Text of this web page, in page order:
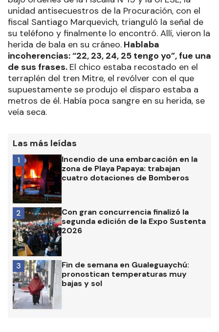
unidad antisecuestros de la Procuración, con el
fiscal Santiago Marquevich, trianguló la señal de
su teléfono y finalmente lo encontró. Allí, vieron la
herida de bala en su cráneo. Hablaba
incoherencias: “22, 23, 24, 25 tengo yo”, fue una
de sus frases. El chico estaba recostado en el
terraplén del tren Mitre, el revólver con el que
supuestamente se produjo el disparo estaba a
metros de él. Había poca sangre en su herida, se
veía seca.
Las más leídas
Incendio de una embarcación en la
zona de Playa Papaya: trabajan
cuatro dotaciones de Bomberos
1
Con gran concurrencia finalizó la
segunda edición de la Expo Sustenta
2026
2
Fin de semana en Gualeguaychú:
pronostican temperaturas muy
bajas y sol
3